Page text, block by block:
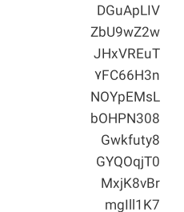
DGuApLIV
ZbU9wZ2w
JHxVREuT
۷FC66H3n
NOYpEMsL
bOHPN308
Gwkfuty8
GYQOqjT0
MxjK8vBr
mgIll1K7